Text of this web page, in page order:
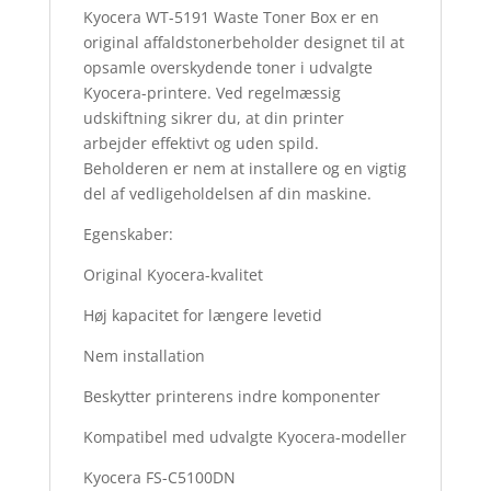
Kyocera WT-5191 Waste Toner Box er en
original affaldstonerbeholder designet til at
opsamle overskydende toner i udvalgte
Kyocera-printere. Ved regelmæssig
udskiftning sikrer du, at din printer
arbejder effektivt og uden spild.
Beholderen er nem at installere og en vigtig
del af vedligeholdelsen af din maskine.
Egenskaber:
Original Kyocera-kvalitet
Høj kapacitet for længere levetid
Nem installation
Beskytter printerens indre komponenter
Kompatibel med udvalgte Kyocera-modeller
Kyocera FS-C5100DN